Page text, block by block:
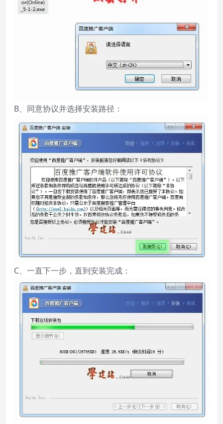
B、同意协议并选择安装路径：
C、一直下一步，直到安装完成：